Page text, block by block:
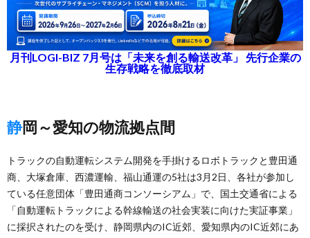
月刊LOGI-BIZ 7月号は「未来を創る輸送改革」 先行企業の
生存戦略を徹底取材
静岡～愛知の物流拠点間
トラックの自動運転システム開発を手掛けるロボトラックと豊田通
商、大塚倉庫、西濃運輸、福山通運の5社は3月2日、各社が参加し
ている任意団体「豊田通商コンソーシアム」で、国土交通省による
「自動運転トラックによる幹線輸送の社会実装に向けた実証事業」
に採択されたのを受け、静岡県内のIC近郊、愛知県内のIC近郊にあ